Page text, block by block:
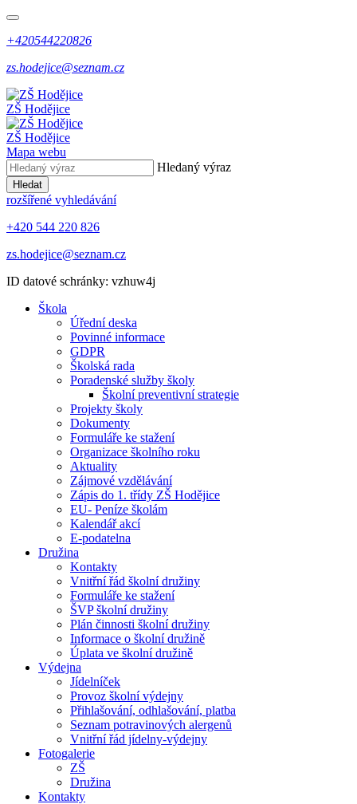
+420544220826
zs.hodejice@seznam.cz
ZŠ Hodějice
ZŠ Hodějice
Mapa webu
Hledaný výraz
Hledat
rozšířené vyhledávání
+420 544 220 826
zs.hodejice@seznam.cz
ID datové schránky: vzhuw4j
Škola
Úřední deska
Povinné informace
GDPR
Školská rada
Poradenské služby školy
Školní preventivní strategie
Projekty školy
Dokumenty
Formuláře ke stažení
Organizace školního roku
Aktuality
Zájmové vzdělávání
Zápis do 1. třídy ZŠ Hodějice
EU- Peníze školám
Kalendář akcí
E-podatelna
Družina
Kontakty
Vnitřní řád školní družiny
Formuláře ke stažení
ŠVP školní družiny
Plán činnosti školní družiny
Informace o školní družině
Úplata ve školní družině
Výdejna
Jídelníček
Provoz školní výdejny
Přihlašování, odhlašování, platba
Seznam potravinových alergenů
Vnitřní řád jídelny-výdejny
Fotogalerie
ZŠ
Družina
Kontakty